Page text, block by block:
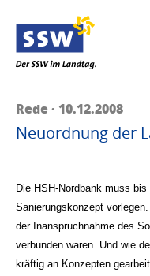
Rede · 10.12.2008
Neuordnung der
Die HSH-Nordbank muss
Sanierungskonzept
der Inanspruchnahme des
verbunden waren. Und wie
kräftig an Konzepten